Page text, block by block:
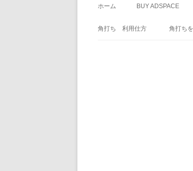
ホーム BUY ADSPACE
角打ち 利用仕方 角打ち